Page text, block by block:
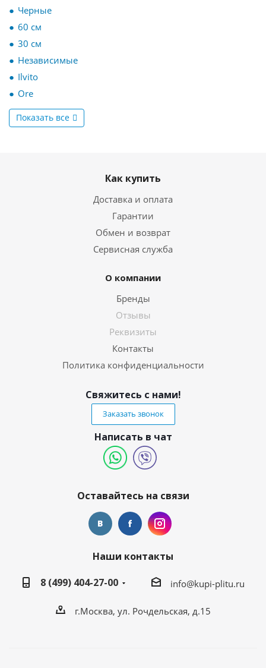
Черные
60 см
30 см
Независимые
Ilvito
Ore
Показать все
Как купить
Доставка и оплата
Гарантии
Обмен и возврат
Сервисная служба
О компании
Бренды
Отзывы
Реквизиты
Контакты
Политика конфиденциальности
Свяжитесь с нами!
Заказать звонок
Написать в чат
Оставайтесь на связи
Наши контакты
8 (499) 404-27-00
info@kupi-plitu.ru
г.Москва, ул. Рочдельская, д.15